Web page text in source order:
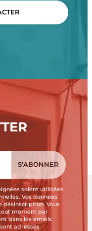
soient utilisées
Vos données
désinscription. Vous
moment par
dans les emails
adressés.